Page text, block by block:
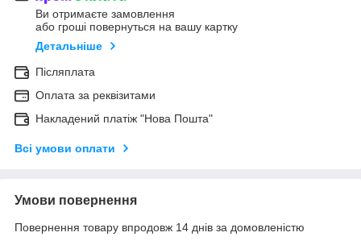
Ви отримаєте замовлення
або гроші повернуться на вашу картку
Детальніше
Післяплата
Оплата за реквізитами
Накладений платіж "Нова Пошта"
Всі умови оплати
Умови повернення
Повернення товару впродовж 14 днів за домовленістю